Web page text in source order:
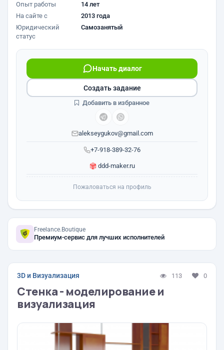
Опыт работы
14 лет
На сайте с
2013 года
Юридический
статус
Самозанятый
+7-918-389-32-76
Начать диалог
alekseygukov@gmail.com
ddd-maker.ru
Создать задание
Добавить в избранное
Пожаловаться на профиль
Freelance.Boutique
Премиум-сервис для лучших исполнителей
3D и Визуализация 113 0
Стенка - моделирование и
визуализация